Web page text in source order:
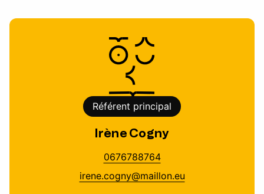
Référent principal
Irène Cogny
0676788764
irene.cogny@maillon.eu